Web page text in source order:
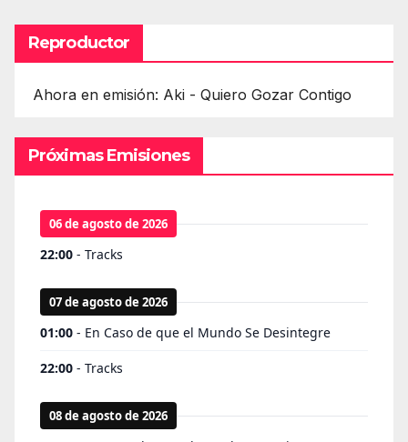
Reproductor
Ahora en emisión: Aki - Quiero Gozar Contigo
Próximas Emisiones